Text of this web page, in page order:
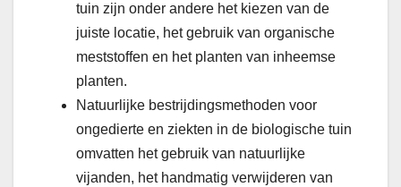
tuin zijn onder andere het kiezen van de
juiste locatie, het gebruik van organische
meststoffen en het planten van inheemse
planten.
Natuurlijke bestrijdingsmethoden voor
ongedierte en ziekten in de biologische tuin
omvatten het gebruik van natuurlijke
vijanden, het handmatig verwijderen van